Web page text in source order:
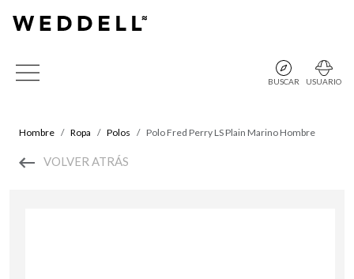
BUSCAR USUARIO
Hombre Ropa Polos Polo Fred Perry LS Plain Marino Hombre
VOLVER ATRÁS